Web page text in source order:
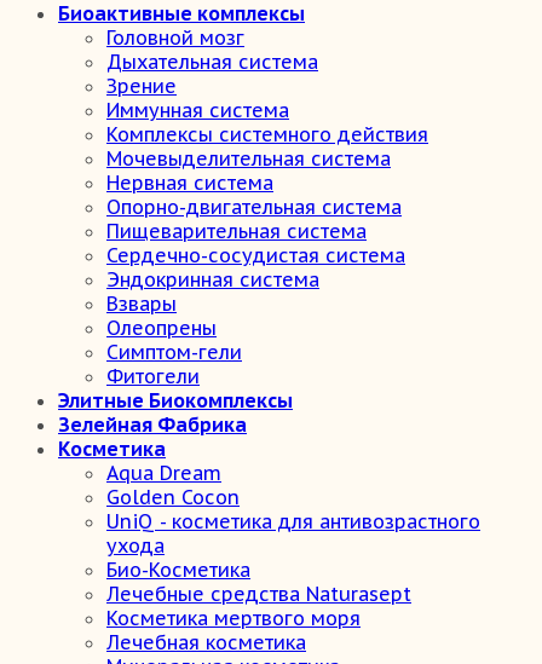
Биоактивные комплексы
Головной мозг
Дыхательная система
Зрение
Иммунная система
Комплексы системного действия
Мочевыделительная система
Нервная система
Опорно-двигательная система
Пищеварительная система
Сердечно-сосудистая система
Эндокринная система
Взвары
Олеопрены
Симптом-гели
Фитогели
Элитные Биокомплексы
Зелейная Фабрика
Косметика
Aqua Dream
Golden Cocon
UniQ - косметика для антивозрастного
ухода
Био-Косметика
Лечебные средства Naturasept
Косметика мертвого моря
Лечебная косметика